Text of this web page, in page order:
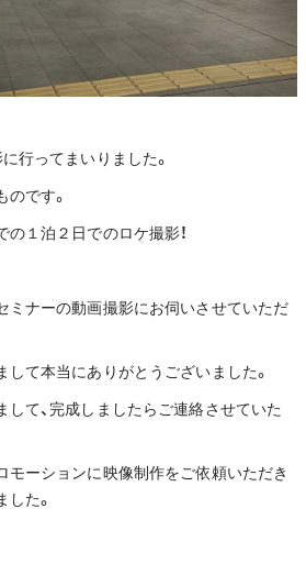
行ってまいりました。
です。
１泊２日でのロケ撮影！
ミナーの動画撮影にお伺いさせていただ
て本当にありがとうございました。
して、完成しましたらご連絡させていた
モーションに映像制作をご依頼いただき
た。